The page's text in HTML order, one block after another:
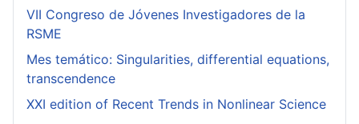
VII Congreso de Jóvenes Investigadores de la
RSME
Mes temático: Singularities, differential equations,
transcendence
XXI edition of Recent Trends in Nonlinear Science